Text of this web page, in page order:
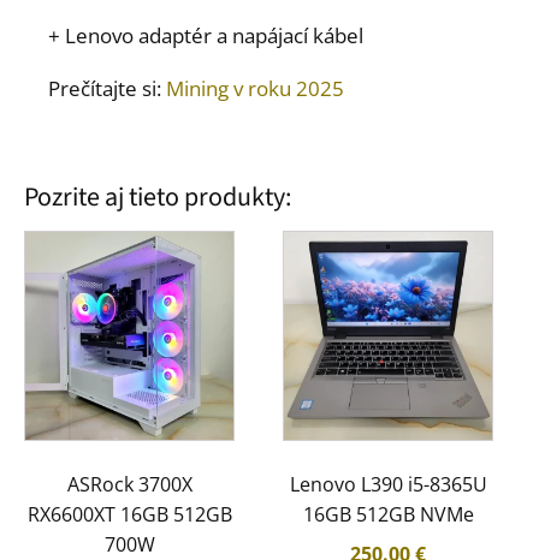
+ Lenovo adaptér a napájací kábel
Prečítajte si: Mining v roku 2025
Pozrite aj tieto produkty:
ASRock 3700X
RX6600XT 16GB 512GB
700W
Lenovo L390 i5-8365U
16GB 512GB NVMe
250.00€